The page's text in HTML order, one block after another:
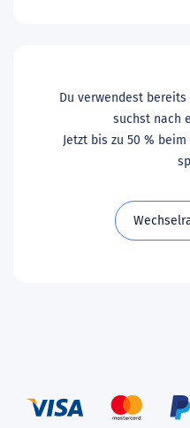
Du verwendest
suchst nach
Jetzt bis zu 50 % beim